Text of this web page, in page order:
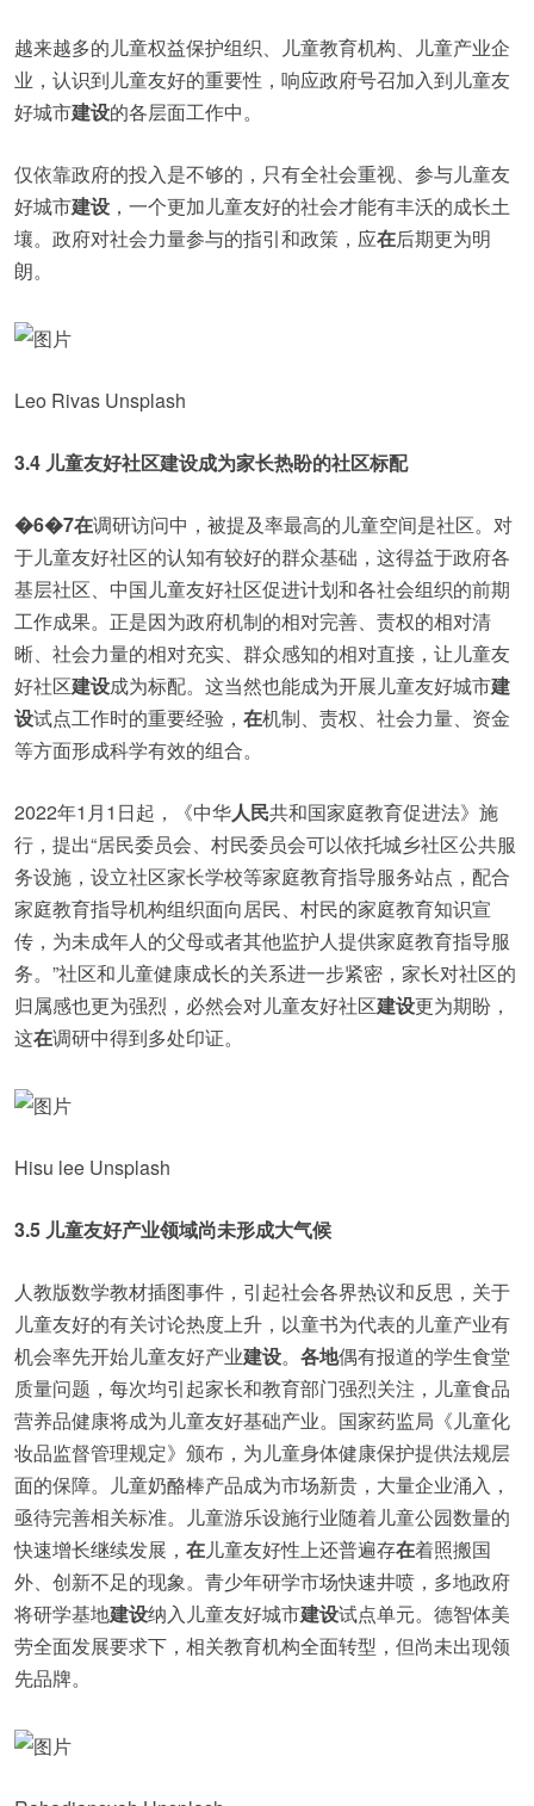
越来越多的儿童权益保护组织、儿童教育机构、儿童产业企
业，认识到儿童友好的重要性，响应政府号召加入到儿童友
好城市建设的各层面工作中。
仅依靠政府的投入是不够的，只有全社会重视、参与儿童友
好城市建设 ，一个更加儿童友好的社会才能有丰沃的成长土
壤。政府对社会力量参与的指引和政策，应在后期更为明
朗。
Leo Rivas Unsplash
3.4 儿童友好社区建设成为家长热盼的社区标配
�6�7在调研访问中，被提及率最高的儿童空间是社区。对
于儿童友好社区的认知有较好的群众基础，这得益于政府各
基层社区、中国儿童友好社区促进计划和各社会组织的前期
工作成果。正是因为政府机制的相对完善、责权的相对清
晰、社会力量的相对充实、群众感知的相对直接，让儿童友
好社区建设成为标配。这当然也能成为开展儿童友好城市建
设试点工作时的重要经验， 在机制、责权、社会力量、资金
等方面形成科学有效的组合。
2022年1月1日起，《中华人民共和国家庭教育促进法》施
行，提出“居民委员会、村民委员会可以依托城乡社区公共服
务设施，设立社区家长学校等家庭教育指导服务站点，配合
家庭教育指导机构组织面向居民、村民的家庭教育知识宣
传，为未成年人的父母或者其他监护人提供家庭教育指导服
务。”社区和儿童健康成长的关系进一步紧密，家长对社区的
归属感也更为强烈，必然会对儿童友好社区建设更为期盼，
这在调研中得到多处印证。
Hisu lee Unsplash
3.5 儿童友好产业领域尚未形成大气候
人教版数学教材插图事件，引起社会各界热议和反思，关于
儿童友好的有关讨论热度上升，以童书为代表的儿童产业有
机会率先开始儿童友好产业建设。 各地偶有报道的学生食堂
质量问题，每次均引起家长和教育部门强烈关注，儿童食品
营养品健康将成为儿童友好基础产业。国家药监局《儿童化
妆品监督管理规定》颁布，为儿童身体健康保护提供法规层
面的保障。儿童奶酪棒产品成为市场新贵，大量企业涌入，
亟待完善相关标准。儿童游乐设施行业随着儿童公园数量的
快速增长继续发展， 在儿童友好性上还普遍存在着照搬国
外、创新不足的现象。青少年研学市场快速井喷，多地政府
将研学基地建设纳入儿童友好城市建设试点单元。德智体美
劳全面发展要求下，相关教育机构全面转型，但尚未出现领
先品牌。